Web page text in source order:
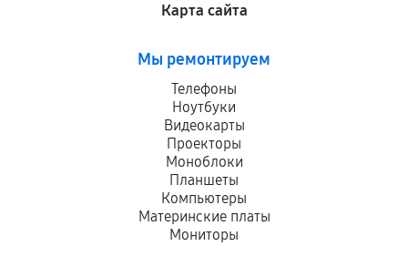
Карта сайта
Мы ремонтируем
Телефоны
Ноутбуки
Видеокарты
Проекторы
Моноблоки
Планшеты
Компьютеры
Материнские платы
Мониторы